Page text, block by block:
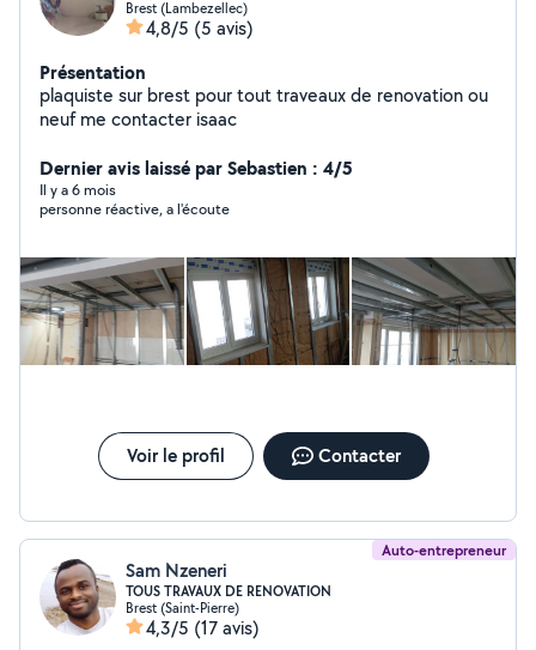
d'adaptation. Je suis convivial, ponctuel, méticuleux et
Brest (Lambezellec)
4,8/5 (5 avis)
Présentation
plaquiste sur brest pour tout traveaux de renovation ou
neuf me contacter isaac
Dernier avis laissé par Sebastien : 4/5
Il y a 6 mois
personne réactive, a l'écoute
Voir le profil Contacter
Auto-entrepreneur
Sam Nzeneri
TOUS TRAVAUX DE RENOVATION
Brest (Saint-Pierre)
4,3/5 (17 avis)